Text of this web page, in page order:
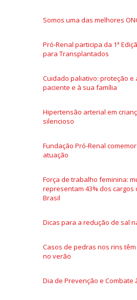
Somos uma das melhores
Pró-Renal participa da 1ª
para Transplantados
Cuidado paliativo: proteção e
paciente e à sua família
Hipertensão arterial em
silencioso
Fundação Pró-Renal
atuação
Força de trabalho feminina:
representam 43% dos cargos
Brasil
Dicas para a redução de sal
Casos de pedras nos rins
no verão
Dia de Prevenção e Combate